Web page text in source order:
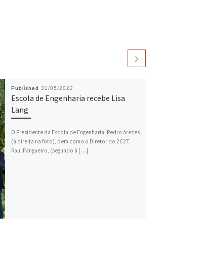
Published 31/05/2022
Escola de Engenharia recebe Lisa
Lang
O Presidente da Escola de Engenharia, Pedro Arezes
(à direita na foto), bem como o Diretor do 2C2T,
Raul Fangueiro, (segundo à […]